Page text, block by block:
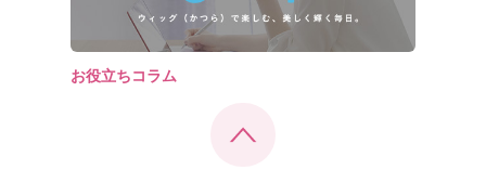
お役立ちコラム